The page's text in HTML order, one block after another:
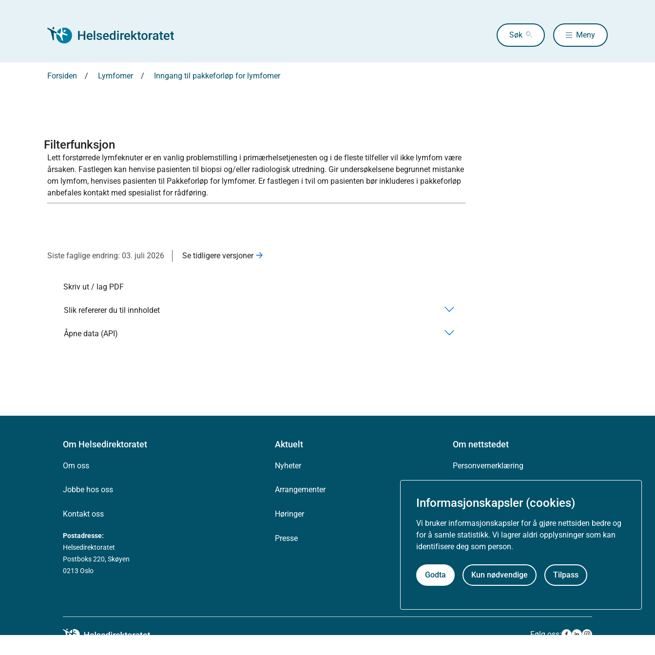
Informasjonskapsler (cookies)
Vi bruker informasjonskapsler for å gjøre nettsiden bedre og
for å samle statistikk. Vi lagrer aldri opplysninger som kan
identifisere deg som person.
Godta Kun nødvendige Tilpass
Søk Meny
Forsiden Lymfomer Inngang til pakkeforløp for lymfomer
Filterfunksjon
Lett forstørrede lymfeknuter er en vanlig problemstilling i primærhelsetjenesten og i de fleste tilfeller vil ikke lymfom være
årsaken. Fastlegen kan henvise pasienten til biopsi og/eller radiologisk utredning. Gir undersøkelsene begrunnet mistanke
om lymfom, henvises pasienten til Pakkeforløp for lymfomer. Er fastlegen i tvil om pasienten bør inkluderes i pakkeforløp
anbefales kontakt med spesialist for rådføring.
Siste faglige endring: 03. juli 2026 Se tidligere versjoner
Skriv ut / lag PDF
Slik refererer du til innholdet
Åpne data (API)
Om Helsedirektoratet
Om oss
Jobbe hos oss
Kontakt oss
Postadresse:
Helsedirektoratet
Postboks 220, Skøyen
0213 Oslo
Aktuelt
Nyheter
Arrangementer
Høringer
Presse
Om nettstedet
Personvernerklæring
Nyhetsvarsel og abonnement
Åpne data (API)
Følg oss: